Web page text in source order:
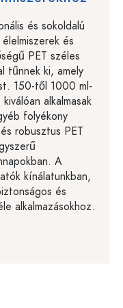
és sokoldalú
és
PET széles
tűnnek ki, amely
150-től 1000 ml-
alkalmasak
folyékony
robusztus PET
A
kínálatunkban,
és
alkalmazásokhoz.